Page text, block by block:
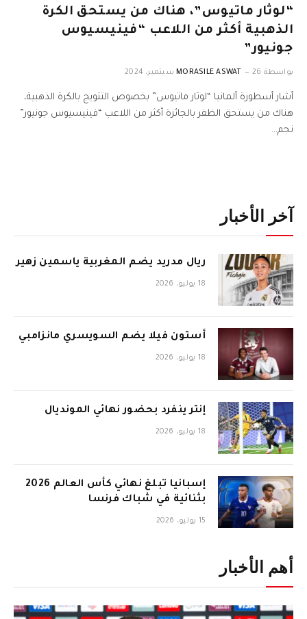
“لوثار ماتيوس”، هناك من يستحق الكرة
الذهبية أكثر من اللاعب “فينيسيوس
جونيور”
بواسطة MORASILE ASWAT 26 سبتمبر، 2024
أشار أسطورة ألمانيا “لوثار ماتيوس” بخصوص التتويج بالكرة الذهبية،
هناك من يستحق الظفر بالجائزة أكثر من اللاعب “فينيسيوس جونيور”
نجم…
آخر الأخبار
ريال مدريد يضم المغربية ياسمين زهير
18 يوليو، 2026
أستون فيلا يضم السويسري مانزامبي
18 يوليو، 2026
إنتر ينفرد بحضور نهائي المونديال
18 يوليو، 2026
إسبانيا تبلغ نهائي كأس العالم 2026
بثنائية في شباك فرنسا
15 يوليو، 2026
أهم الأخبار